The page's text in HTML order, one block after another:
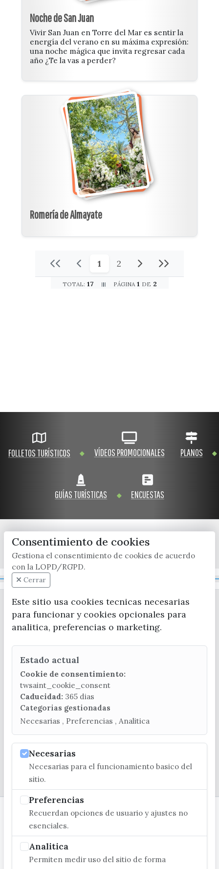
Noche de San Juan
Vivir San Juan en Torre del Mar es sentir la
energía del verano en su máxima expresión:
una noche mágica que invita regresar cada
año ¿Te la vas a perder?
Romería de Almayate
1 2
TOTAL: 17 PÁGINA 1 DE 2
FOLLETOS TURÍSTICOS VÍDEOS PROMOCIONALES PLANOS
GUÍAS TURÍSTICAS ENCUESTAS
x / twitter facebook youtube instagram
CONTACTA CON LA OFICINA DE TURISMO
(+34) 952 541 104
turismo@velezmalaga.es
C/ Poniente, 2. CP 29740 - Torre del Mar
Consentimiento de cookies
Gestiona el consentimiento de cookies de acuerdo
con la LOPD/RGPD.
Cerrar
Este sitio usa cookies tecnicas necesarias
para funcionar y cookies opcionales para
analitica, preferencias o marketing.
Estado actual
Cookie de consentimiento:
twsaint_cookie_consent
Caducidad: 365 dias
Categorias gestionadas
Necesarias , Preferencias , Analitica
Necesarias
Necesarias para el funcionamiento basico del
sitio.
Preferencias
Recuerdan opciones de usuario y ajustes no
esenciales.
Analitica
Permiten medir uso del sitio de forma